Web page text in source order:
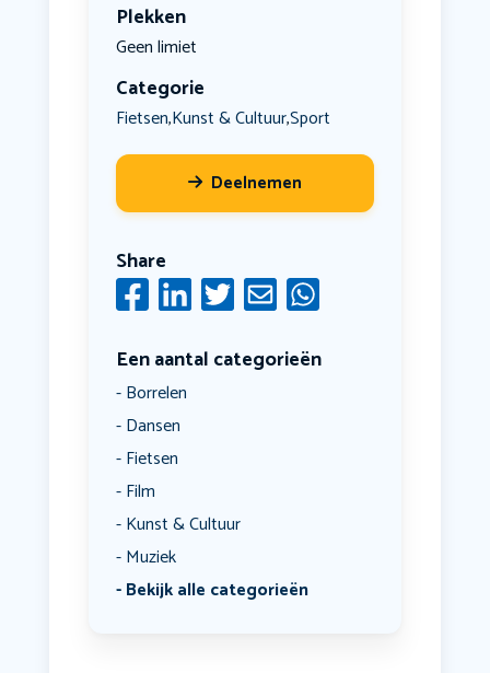
Plekken
Geen limiet
Categorie
Fietsen,Kunst & Cultuur,Sport
Deelnemen
Share
Een aantal categorieën
Borrelen
Dansen
Fietsen
Film
Kunst & Cultuur
Muziek
Bekijk alle categorieën